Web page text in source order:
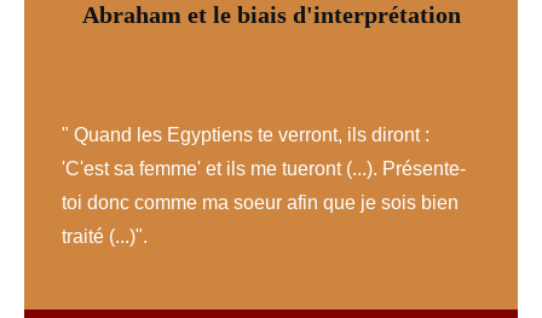
Abraham et le biais d'interprétation
" Quand les Egyptiens te verront, ils diront :
'C'est sa femme' et ils me tueront (...). Présente-
toi donc comme ma soeur afin que je sois bien
traité (...)".